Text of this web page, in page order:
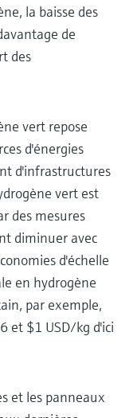
la baisse des
de
des
vert repose
d'énergies
d'infrastructures
vert est
des mesures
diminuer avec
d'échelle
en hydrogène
par exemple,
et $1 USD/kg d'ici
et les panneaux